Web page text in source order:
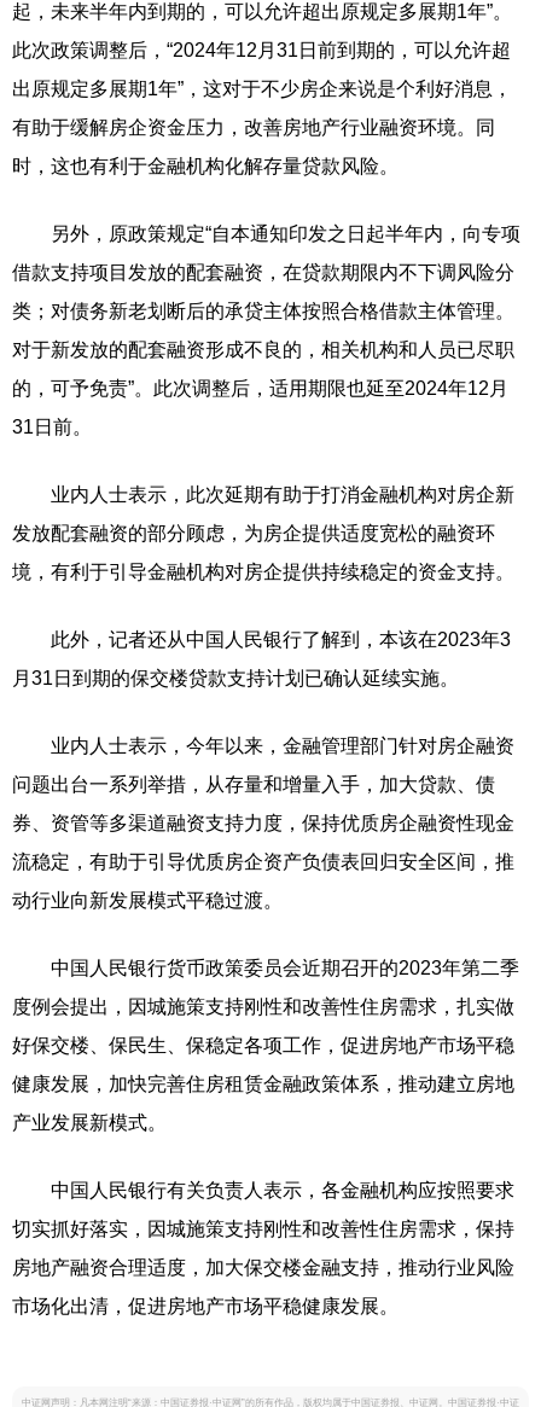
起，未来半年内到期的，可以允许超出原规定多展期1年”。
此次政策调整后，“2024年12月31日前到期的，可以允许超
出原规定多展期1年”，这对于不少房企来说是个利好消息，
有助于缓解房企资金压力，改善房地产行业融资环境。同
时，这也有利于金融机构化解存量贷款风险。
另外，原政策规定“自本通知印发之日起半年内，向专项
借款支持项目发放的配套融资，在贷款期限内不下调风险分
类；对债务新老划断后的承贷主体按照合格借款主体管理。
对于新发放的配套融资形成不良的，相关机构和人员已尽职
的，可予免责”。此次调整后，适用期限也延至2024年12月
31日前。
业内人士表示，此次延期有助于打消金融机构对房企新
发放配套融资的部分顾虑，为房企提供适度宽松的融资环
境，有利于引导金融机构对房企提供持续稳定的资金支持。
此外，记者还从中国人民银行了解到，本该在2023年3
月31日到期的保交楼贷款支持计划已确认延续实施。
业内人士表示，今年以来，金融管理部门针对房企融资
问题出台一系列举措，从存量和增量入手，加大贷款、债
券、资管等多渠道融资支持力度，保持优质房企融资性现金
流稳定，有助于引导优质房企资产负债表回归安全区间，推
动行业向新发展模式平稳过渡。
中国人民银行货币政策委员会近期召开的2023年第二季
度例会提出，因城施策支持刚性和改善性住房需求，扎实做
好保交楼、保民生、保稳定各项工作，促进房地产市场平稳
健康发展，加快完善住房租赁金融政策体系，推动建立房地
产业发展新模式。
中国人民银行有关负责人表示，各金融机构应按照要求
切实抓好落实，因城施策支持刚性和改善性住房需求，保持
房地产融资合理适度，加大保交楼金融支持，推动行业风险
市场化出清，促进房地产市场平稳健康发展。
中证网声明：凡本网注明“来源：中国证券报·中证网”的所有作品，版权均属于中国证券报、中证网。中国证券报·中证